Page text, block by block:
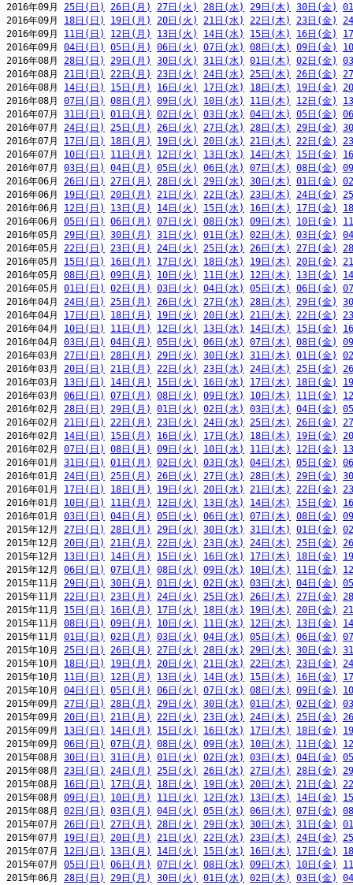
2016年09月 25日(日) 26日(月) 27日(火) 28日(水) 29日(木) 30日(金)
2016年09月 18日(日) 19日(月) 20日(火) 21日(水) 22日(木) 23日(金)
2016年09月 11日(日) 12日(月) 13日(火) 14日(水) 15日(木) 16日(金)
2016年09月 04日(日) 05日(月) 06日(火) 07日(水) 08日(木) 09日(金)
2016年08月 28日(日) 29日(月) 30日(火) 31日(水) 01日(木) 02日(金)
2016年08月 21日(日) 22日(月) 23日(火) 24日(水) 25日(木) 26日(金)
2016年08月 14日(日) 15日(月) 16日(火) 17日(水) 18日(木) 19日(金)
2016年08月 07日(日) 08日(月) 09日(火) 10日(水) 11日(木) 12日(金)
2016年07月 31日(日) 01日(月) 02日(火) 03日(水) 04日(木) 05日(金)
2016年07月 24日(日) 25日(月) 26日(火) 27日(水) 28日(木) 29日(金)
2016年07月 17日(日) 18日(月) 19日(火) 20日(水) 21日(木) 22日(金)
2016年07月 10日(日) 11日(月) 12日(火) 13日(水) 14日(木) 15日(金)
2016年07月 03日(日) 04日(月) 05日(火) 06日(水) 07日(木) 08日(金)
2016年06月 26日(日) 27日(月) 28日(火) 29日(水) 30日(木) 01日(金)
2016年06月 19日(日) 20日(月) 21日(火) 22日(水) 23日(木) 24日(金)
2016年06月 12日(日) 13日(月) 14日(火) 15日(水) 16日(木) 17日(金)
2016年06月 05日(日) 06日(月) 07日(火) 08日(水) 09日(木) 10日(金)
2016年05月 29日(日) 30日(月) 31日(火) 01日(水) 02日(木) 03日(金)
2016年05月 22日(日) 23日(月) 24日(火) 25日(水) 26日(木) 27日(金)
2016年05月 15日(日) 16日(月) 17日(火) 18日(水) 19日(木) 20日(金)
2016年05月 08日(日) 09日(月) 10日(火) 11日(水) 12日(木) 13日(金)
2016年05月 01日(日) 02日(月) 03日(火) 04日(水) 05日(木) 06日(金)
2016年04月 24日(日) 25日(月) 26日(火) 27日(水) 28日(木) 29日(金)
2016年04月 17日(日) 18日(月) 19日(火) 20日(水) 21日(木) 22日(金)
2016年04月 10日(日) 11日(月) 12日(火) 13日(水) 14日(木) 15日(金)
2016年04月 03日(日) 04日(月) 05日(火) 06日(水) 07日(木) 08日(金)
2016年03月 27日(日) 28日(月) 29日(火) 30日(水) 31日(木) 01日(金)
2016年03月 20日(日) 21日(月) 22日(火) 23日(水) 24日(木) 25日(金)
2016年03月 13日(日) 14日(月) 15日(火) 16日(水) 17日(木) 18日(金)
2016年03月 06日(日) 07日(月) 08日(火) 09日(水) 10日(木) 11日(金)
2016年02月 28日(日) 29日(月) 01日(火) 02日(水) 03日(木) 04日(金)
2016年02月 21日(日) 22日(月) 23日(火) 24日(水) 25日(木) 26日(金)
2016年02月 14日(日) 15日(月) 16日(火) 17日(水) 18日(木) 19日(金)
2016年02月 07日(日) 08日(月) 09日(火) 10日(水) 11日(木) 12日(金)
2016年01月 31日(日) 01日(月) 02日(火) 03日(水) 04日(木) 05日(金)
2016年01月 24日(日) 25日(月) 26日(火) 27日(水) 28日(木) 29日(金)
2016年01月 17日(日) 18日(月) 19日(火) 20日(水) 21日(木) 22日(金)
2016年01月 10日(日) 11日(月) 12日(火) 13日(水) 14日(木) 15日(金)
2016年01月 03日(日) 04日(月) 05日(火) 06日(水) 07日(木) 08日(金)
2015年12月 27日(日) 28日(月) 29日(火) 30日(水) 31日(木) 01日(金)
2015年12月 20日(日) 21日(月) 22日(火) 23日(水) 24日(木) 25日(金)
2015年12月 13日(日) 14日(月) 15日(火) 16日(水) 17日(木) 18日(金)
2015年12月 06日(日) 07日(月) 08日(火) 09日(水) 10日(木) 11日(金)
2015年11月 29日(日) 30日(月) 01日(火) 02日(水) 03日(木) 04日(金)
2015年11月 22日(日) 23日(月) 24日(火) 25日(水) 26日(木) 27日(金)
2015年11月 15日(日) 16日(月) 17日(火) 18日(水) 19日(木) 20日(金)
2015年11月 08日(日) 09日(月) 10日(火) 11日(水) 12日(木) 13日(金)
2015年11月 01日(日) 02日(月) 03日(火) 04日(水) 05日(木) 06日(金)
2015年10月 25日(日) 26日(月) 27日(火) 28日(水) 29日(木) 30日(金)
2015年10月 18日(日) 19日(月) 20日(火) 21日(水) 22日(木) 23日(金)
2015年10月 11日(日) 12日(月) 13日(火) 14日(水) 15日(木) 16日(金)
2015年10月 04日(日) 05日(月) 06日(火) 07日(水) 08日(木) 09日(金)
2015年09月 27日(日) 28日(月) 29日(火) 30日(水) 01日(木) 02日(金)
2015年09月 20日(日) 21日(月) 22日(火) 23日(水) 24日(木) 25日(金)
2015年09月 13日(日) 14日(月) 15日(火) 16日(水) 17日(木) 18日(金)
2015年09月 06日(日) 07日(月) 08日(火) 09日(水) 10日(木) 11日(金)
2015年08月 30日(日) 31日(月) 01日(火) 02日(水) 03日(木) 04日(金)
2015年08月 23日(日) 24日(月) 25日(火) 26日(水) 27日(木) 28日(金)
2015年08月 16日(日) 17日(月) 18日(火) 19日(水) 20日(木) 21日(金)
2015年08月 09日(日) 10日(月) 11日(火) 12日(水) 13日(木) 14日(金)
2015年08月 02日(日) 03日(月) 04日(火) 05日(水) 06日(木) 07日(金)
2015年07月 26日(日) 27日(月) 28日(火) 29日(水) 30日(木) 31日(金)
2015年07月 19日(日) 20日(月) 21日(火) 22日(水) 23日(木) 24日(金)
2015年07月 12日(日) 13日(月) 14日(火) 15日(水) 16日(木) 17日(金)
2015年07月 05日(日) 06日(月) 07日(火) 08日(水) 09日(木) 10日(金)
2015年06月 28日(日) 29日(月) 30日(火) 01日(水) 02日(木) 03日(金)